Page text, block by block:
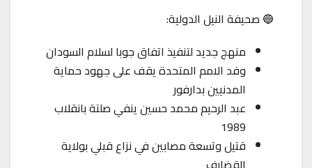
🔵 صحيفة النيل الدولية:
منهج جديد لتنفيذ اتفاق جوبا لسلام السودان
وفد الامم المتحدة يقف على جهود حماية
المدنيين بدارفور
عبد الرحيم محمد حسين ينفي صلتة بانقلاب
1989
قتيل وتسعة مصابين في نزاع قبلي بولاية